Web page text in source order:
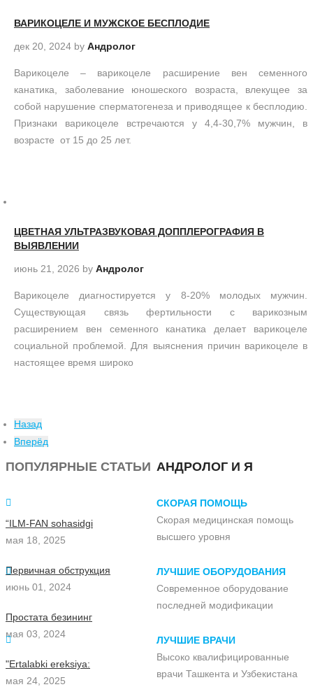
ВАРИКОЦЕЛЕ И МУЖСКОЕ БЕСПЛОДИЕ
дек 20, 2024 by Андролог
Варикоцеле – варикоцеле расширение вен семенного
канатика, заболевание юношеского возраста, влекущее за
собой нарушение сперматогенеза и приводящее к бесплодию.
Признаки варикоцеле встречаются у 4,4-30,7% мужчин, в
возрасте от 15 до 25 лет.
ЦВЕТНАЯ УЛЬТРАЗВУКОВАЯ ДОППЛЕРОГРАФИЯ В
ВЫЯВЛЕНИИ
июнь 21, 2026 by Андролог
Варикоцеле диагностируется у 8-20% молодых мужчин.
Существующая связь фертильности с варикозным
расширением вен семенного канатика делает варикоцеле
социальной проблемой. Для выяснения причин варикоцеле в
настоящее время широко
Назад
Вперёд
ПОПУЛЯРНЫЕ СТАТЬИ
“ILM-FAN sohasidgi
мая 18, 2025
Первичная обструкция
июнь 01, 2024
Простата безининг
мая 03, 2024
"Ertalabki ereksiya:
мая 24, 2025
АНДРОЛОГ И Я
СКОРАЯ ПОМОЩЬ
Скорая медицинская помощь
высшего уровня
ЛУЧШИЕ ОБОРУДОВАНИЯ
Современное оборудование
последней модификации
ЛУЧШИЕ ВРАЧИ
Высоко квалифицированные
врачи Ташкента и Узбекистана